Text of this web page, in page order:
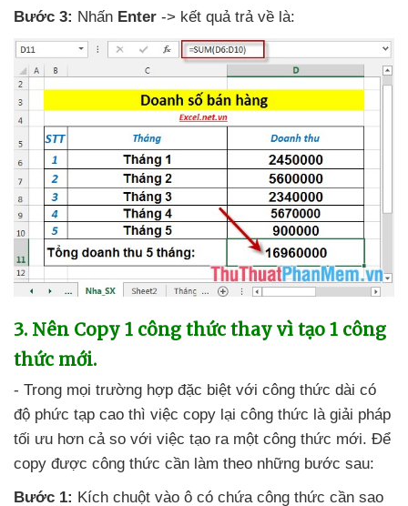
Bước 3: Nhấn Enter -> kết quả trả về là:
3. Nên Copy 1 công thức thay vì tạo 1 công
thức mới.
- Trong mọi trường hợp đặc biệt với công thức dài có
độ phức tạp cao thì việc copy lại công thức là giải pháp
tối ưu hơn cả so với việc tạo ra một công thức mới. Để
copy được công thức cần làm theo những bước sau:
Bước 1: Kích chuột vào ô có chứa công thức cần sao